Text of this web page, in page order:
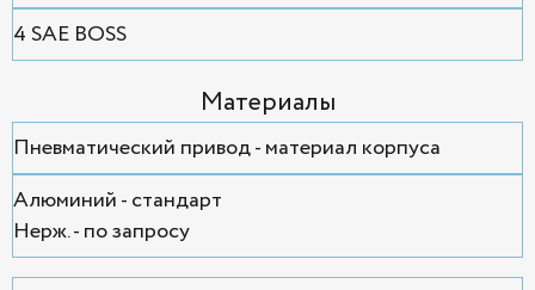
4 SAE BOSS
Материалы
Пневматический привод - материал корпуса
Алюминий - стандарт
Нерж. - по запросу